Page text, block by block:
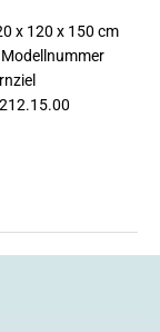
x 120 x 150 cm